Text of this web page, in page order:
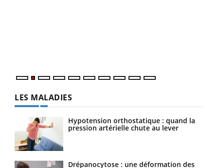
LES MALADIES
Hypotension orthostatique : quand la
pression artérielle chute au lever
Drépanocytose : une déformation des